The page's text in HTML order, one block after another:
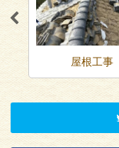
屋根工事